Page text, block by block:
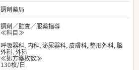
調剤薬局
調剤／監査／服薬指導
≪科目≫
呼吸器科, 内科, 泌尿器科, 皮膚科, 整形外科, 脳
外科, 外科
≪処方箋枚数≫
130枚/日